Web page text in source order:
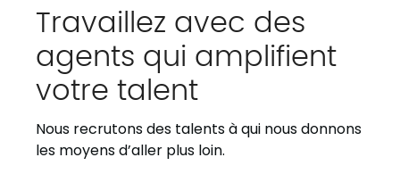
Travaillez avec des
agents qui amplifient
votre talent
Nous recrutons des talents à qui nous donnons
les moyens d’aller plus loin.